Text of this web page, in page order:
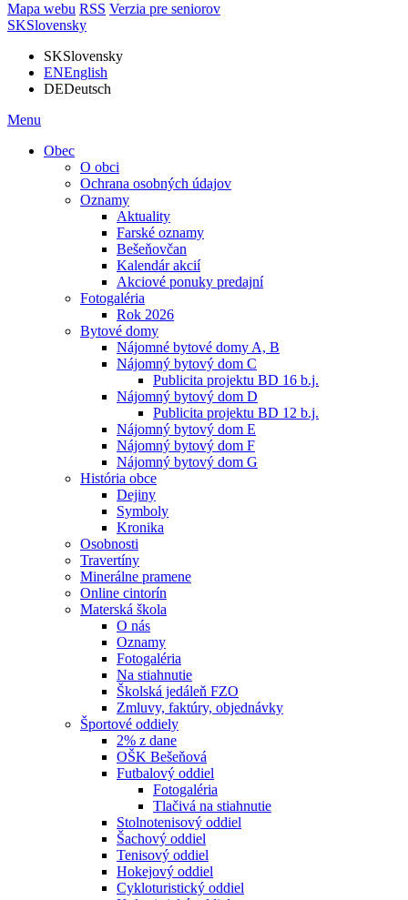
Mapa webu RSS Verzia pre seniorov
SKSlovensky
SKSlovensky
ENEnglish
DEDeutsch
Menu
Obec
O obci
Ochrana osobných údajov
Oznamy
Aktuality
Farské oznamy
Bešeňovčan
Kalendár akcií
Akciové ponuky predajní
Fotogaléria
Rok 2026
Bytové domy
Nájomné bytové domy A, B
Nájomný bytový dom C
Publicita projektu BD 16 b.j.
Nájomný bytový dom D
Publicita projektu BD 12 b.j.
Nájomný bytový dom E
Nájomný bytový dom F
Nájomný bytový dom G
História obce
Dejiny
Symboly
Kronika
Osobnosti
Travertíny
Minerálne pramene
Online cintorín
Materská škola
O nás
Oznamy
Fotogaléria
Na stiahnutie
Školská jedáleň FZO
Zmluvy, faktúry, objednávky
Športové oddiely
2% z dane
OŠK Bešeňová
Futbalový oddiel
Fotogaléria
Tlačivá na stiahnutie
Stolnotenisový oddiel
Šachový oddiel
Tenisový oddiel
Hokejový oddiel
Cykloturistický oddiel